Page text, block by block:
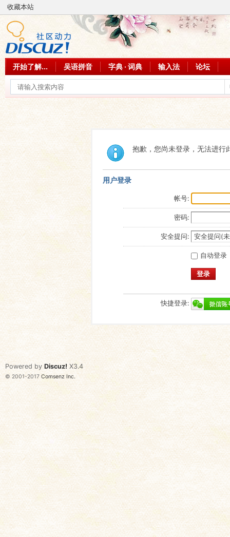
收藏本站
开始了解... 吴语拼音 字典 · 词典 输入法 论坛
抱歉，您尚未登录，无法进行
用户登录
帐号:
密码:
安全提问:
自动登录
登录
快捷登录:
Powered by Discuz! X3.4
© 2001-2017 Comsenz Inc.